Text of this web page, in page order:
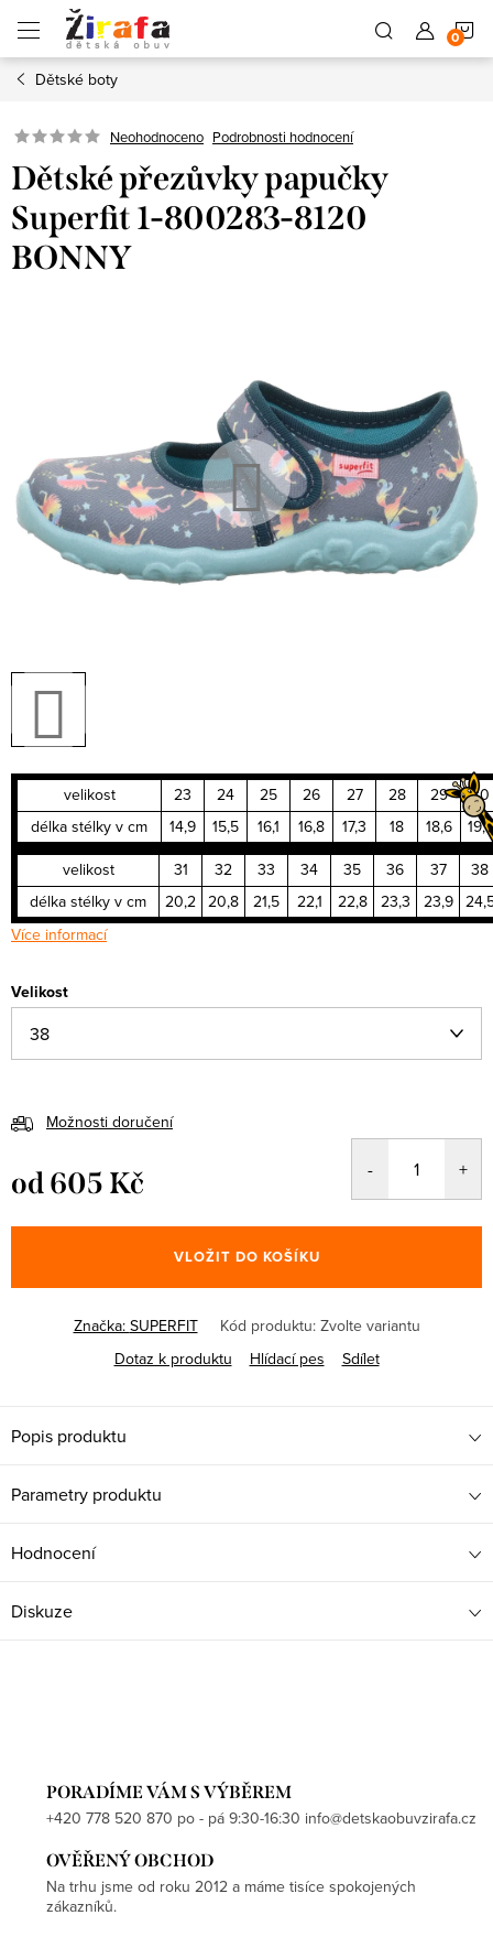
obsah
Dětské boty
Neohodnoceno Podrobnosti hodnocení
Dětské přezůvky papučky
Superfit 1-800283-8120
BONNY
velikost 23 24 25 26 27 28 29
30
délka stélky v cm
14,9 15,5 16,1 16,8 17,3 18 18,6
19,4
velikost
31 32 33 34 35 36 37
38
délka stélky v cm
20,2 20,8 21,5 22,1 22,8 23,3 23,9
Více informací
Velikost
Možnosti doručení
od605 Kč
cena:
VLOŽIT DO KOŠÍKU
Značka: SUPERFIT Kód produktu: Zvolte variantu
Dotaz k produktu
Hlídací pes Sdílet
Popis produktu
Parametry produktu
Hodnocení
Diskuze
PORADÍME VÁM S VÝBĚREM
+420 778 520 870 po - pá 9:30-16:30 info@detskaobuvzirafa.cz
OVĚŘENÝ OBCHOD
Na trhu jsme od roku 2012 a máme tisíce spokojených
zákazníků.